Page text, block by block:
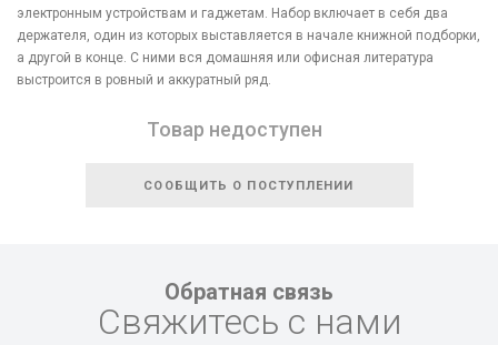
электронным устройствам и гаджетам. Набор включает в себя два
держателя, один из которых выставляется в начале книжной подборки,
а другой в конце. С ними вся домашняя или офисная литература
выстроится в ровный и аккуратный ряд.
Товар недоступен
СООБЩИТЬ О ПОСТУПЛЕНИИ
Обратная связь
Свяжитесь с нами